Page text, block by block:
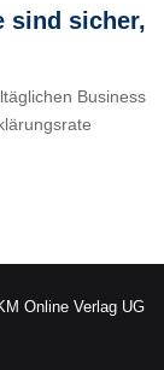
sind sicher,
Business
Online Verlag UG